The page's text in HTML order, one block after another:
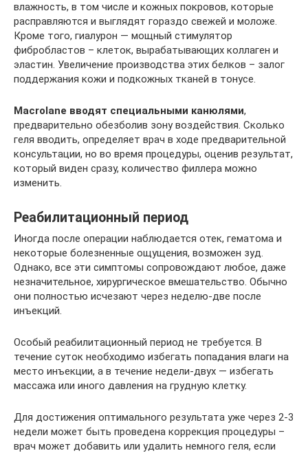
влажность, в том числе и кожных покровов, которые
расправляются и выглядят гораздо свежей и моложе.
Кроме того, гиалурон — мощный стимулятор
фибробластов – клеток, вырабатывающих коллаген и
эластин. Увеличение производства этих белков – залог
поддержания кожи и подкожных тканей в тонусе.
Macrolane вводят специальными канюлями,
предварительно обезболив зону воздействия. Сколько
геля вводить, определяет врач в ходе предварительной
консультации, но во время процедуры, оценив результат,
который виден сразу, количество филлера можно
изменить.
Реабилитационный период
Иногда после операции наблюдается отек, гематома и
некоторые болезненные ощущения, возможен зуд.
Однако, все эти симптомы сопровождают любое, даже
незначительное, хирургическое вмешательство. Обычно
они полностью исчезают через неделю-две после
инъекций.
Особый реабилитационный период не требуется. В
течение суток необходимо избегать попадания влаги на
место инъекции, а в течение недели-двух — избегать
массажа или иного давления на грудную клетку.
Для достижения оптимального результата уже через 2-3
недели может быть проведена коррекция процедуры –
врач может добавить или удалить немного геля, если